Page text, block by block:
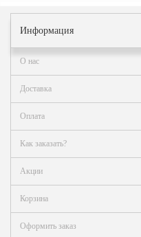
и
самовывоз
Гарантия
возврат
Вакансии
Информация
О нас
Доставка
Оплата
Как заказать?
Акции
Корзина
Оформить заказ